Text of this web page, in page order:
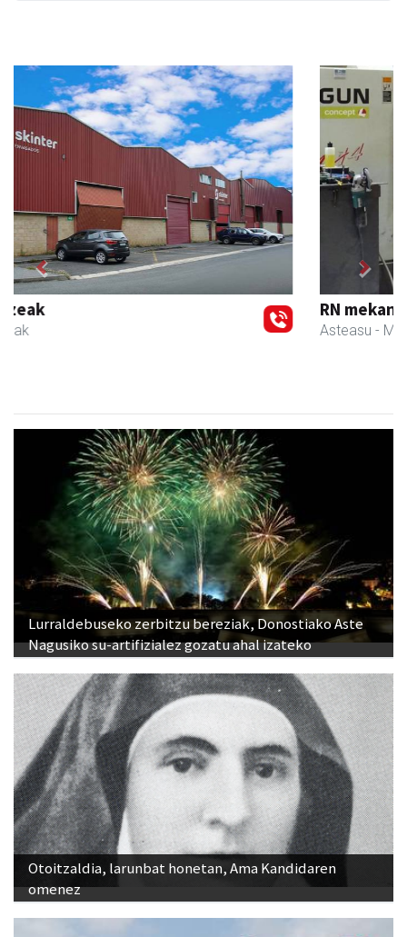
RN mekanizatuak
Asteasu
Previous Next
Lurraldebuseko zerbitzu bereziak, Donostiako Aste
Nagusiko su-artifizialez gozatu ahal izateko
Otoitzaldia, larunbat honetan, Ama Kandidaren
omenez